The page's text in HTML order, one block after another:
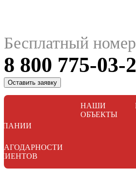
Бесплатный номер
8 800 775-03-
Оставить заявку
НАШИ
ОБЪЕКТЫ